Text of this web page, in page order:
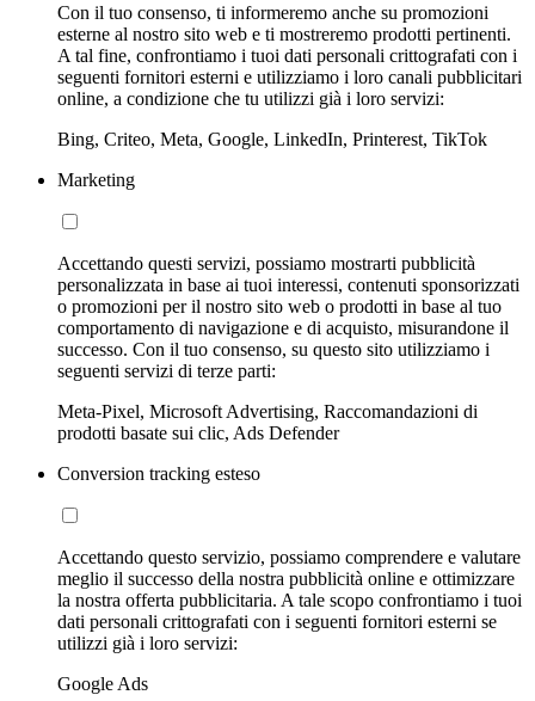
Con il tuo consenso, ti informeremo anche su promozioni
esterne al nostro sito web e ti mostreremo prodotti pertinenti.
A tal fine, confrontiamo i tuoi dati personali crittografati con i
seguenti fornitori esterni e utilizziamo i loro canali pubblicitari
online, a condizione che tu utilizzi già i loro servizi:
Bing, Criteo, Meta, Google, LinkedIn, Printerest, TikTok
Marketing
Accettando questi servizi, possiamo mostrarti pubblicità
personalizzata in base ai tuoi interessi, contenuti sponsorizzati
o promozioni per il nostro sito web o prodotti in base al tuo
comportamento di navigazione e di acquisto, misurandone il
successo. Con il tuo consenso, su questo sito utilizziamo i
seguenti servizi di terze parti:
Meta-Pixel, Microsoft Advertising, Raccomandazioni di
prodotti basate sui clic, Ads Defender
Conversion tracking esteso
Accettando questo servizio, possiamo comprendere e valutare
meglio il successo della nostra pubblicità online e ottimizzare
la nostra offerta pubblicitaria. A tale scopo confrontiamo i tuoi
dati personali crittografati con i seguenti fornitori esterni se
utilizzi già i loro servizi:
Google Ads